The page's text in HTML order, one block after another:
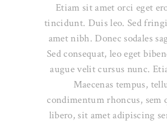
Etiam sit amet orci eget
tincidunt. Duis leo. Sed
amet nibh. Donec sodales
Sed consequat, leo eget
augue velit cursus nunc.
Maecenas tempus,
condimentum rhoncus, sem
libero, sit amet adipiscing